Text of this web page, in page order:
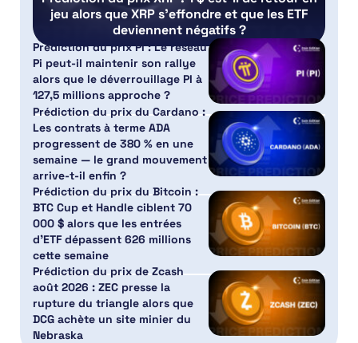
jeu alors que XRP s’effondre et que les ETF
deviennent négatifs ?
Prédiction du prix PI : Le réseau
Pi peut-il maintenir son rallye
alors que le déverrouillage PI à
127,5 millions approche ?
Prédiction du prix du Cardano :
Les contrats à terme ADA
progressent de 380 % en une
semaine — le grand mouvement
arrive-t-il enfin ?
Prédiction du prix du Bitcoin :
BTC Cup et Handle ciblent 70
000 $ alors que les entrées
d’ETF dépassent 626 millions
cette semaine
Prédiction du prix de Zcash
août 2026 : ZEC presse la
rupture du triangle alors que
DCG achète un site minier du
Nebraska